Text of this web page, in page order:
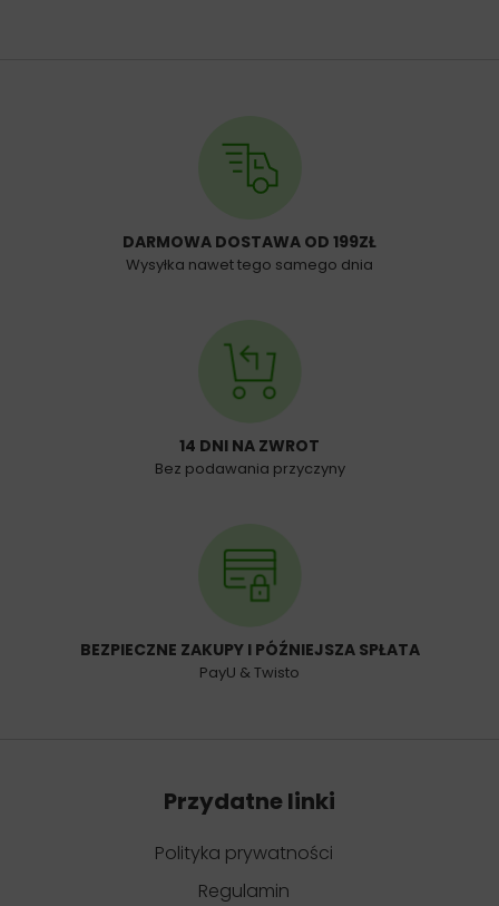
DARMOWA DOSTAWA OD 199ZŁ
Wysyłka nawet tego samego dnia
14 DNI NA ZWROT
Bez podawania przyczyny
BEZPIECZNE ZAKUPY I PÓŹNIEJSZA SPŁATA
PayU & Twisto
Przydatne linki
Polityka prywatności
Regulamin